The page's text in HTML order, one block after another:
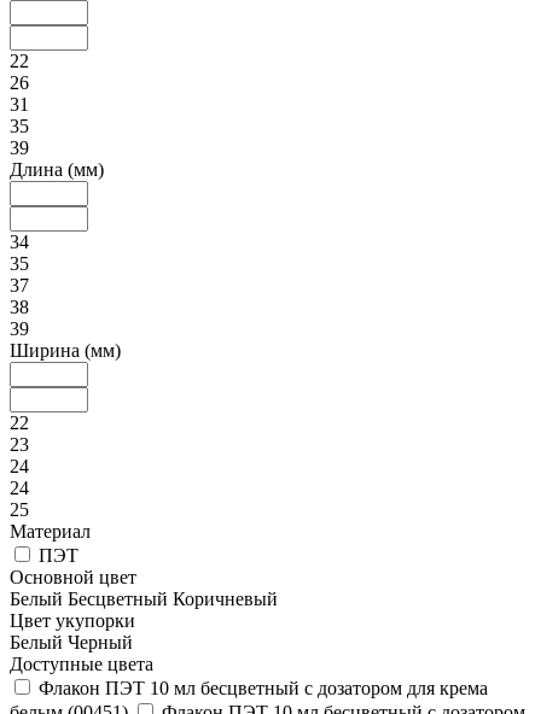
22
26
31
35
39
Длина (мм)
34
35
37
38
39
Ширина (мм)
22
23
24
24
25
Материал
ПЭТ
Основной цвет
Белый Бесцветный Коричневый
Цвет укупорки
Белый Черный
Доступные цвета
Флакон ПЭТ 10 мл бесцветный с дозатором для крема